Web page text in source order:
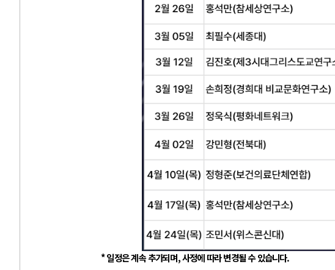
* 일정은 계속 추가되며, 사정에 따라 변경될 수 있습니다.